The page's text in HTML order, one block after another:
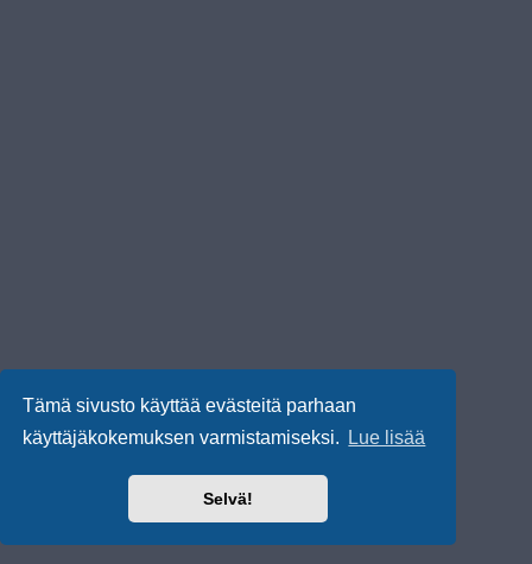
Tämä sivusto käyttää evästeitä parhaan
käyttäjäkokemuksen varmistamiseksi.
Lue lisää
Selvä!